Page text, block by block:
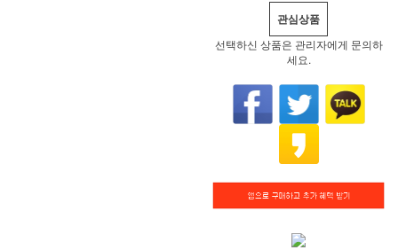
관심상품
선택하신 상품은 관리자에게 문의하
세요.